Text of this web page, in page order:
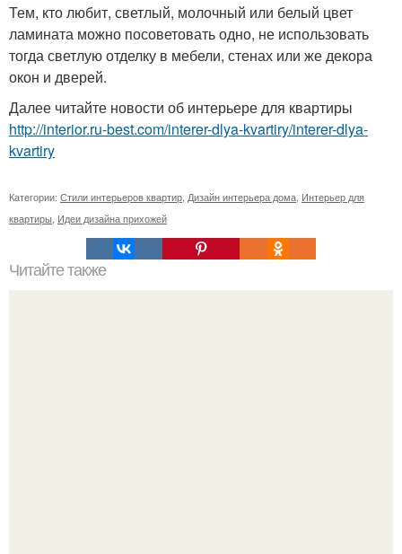
Тем, кто любит, светлый, молочный или белый цвет
ламината можно посоветовать одно, не использовать
тогда светлую отделку в мебели, стенах или же декора
окон и дверей.
Далее читайте новости об интерьере для квартиры
http://interior.ru-best.com/interer-dlya-kvartiry/interer-dlya-
kvartiry
Категории: Стили интерьеров квартир Дизайн интерьера дома Интерьер для
квартиры Идеи дизайна прихожей
Читайте также